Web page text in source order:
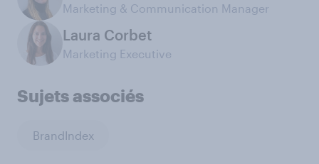
Marketing & Communication Manager
Laura Corbet
Marketing Executive
Sujets associés
BrandIndex